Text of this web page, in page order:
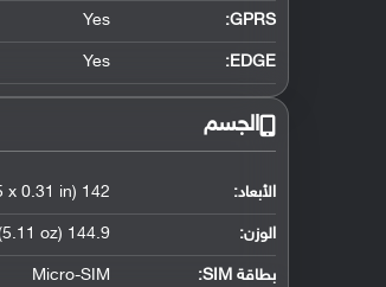
GPRS:
Yes
EDGE:
Yes
الجسم
الأبعاد: 142 x 72.4 x 7.9 mm (5.59 x 2.85 x 0.31 in)
الوزن: 144.9 g (5.11 oz)
بطاقة SIM: Micro-SIM